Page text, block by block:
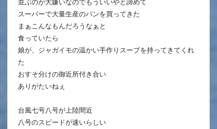
並ぶのが大嫌いなのでもういいやと諦めて
スーパーで大量生産のパンを買ってきた
まぁこんなもんだろうなぁと
食っていたら
娘が、ジャガイモの温かい手作りスープを持ってきてくれ
た
おすそ分けの御近所付き合い
ありがたいねぇ
台風七号八号が上陸間近
八号のスピードが速いらしい